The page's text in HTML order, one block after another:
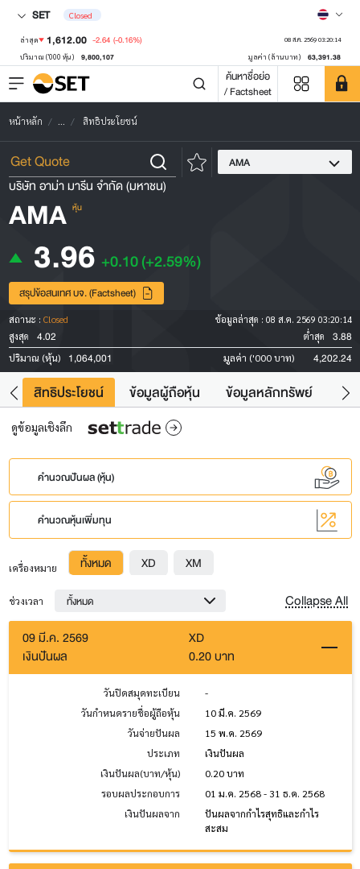
SET Closed
ล่าสุด 1,612.00 -2.64 (-0.16%) 08 ส.ค. 2569 03:20:14
ปริมาณ ('000 หุ้น) 9,800,107 มูลค่า (ล้านบาท) 63,391.38
ค้นหาชื่อย่อ
/ Factsheet
หน้าหลัก ... สิทธิประโยชน์
AMA
บริษัท อาม่า มารีน จำกัด (มหาชน)
AMA หุ้น
3.96 +0.10(+2.59%)
สรุปข้อสนเทศ บจ. (Factsheet)
สถานะ : Closed ข้อมูลล่าสุด : 08 ส.ค. 2569 03:20:14
สูงสุด
4.02 ต่ำสุด 3.88
ปริมาณ (หุ้น) 1,064,001 มูลค่า ('000 บาท) 4,202.24
สิทธิประโยชน์ ข้อมูลผู้ถือหุ้น ข้อมูลหลักทรัพย์
ดูข้อมูลเชิงลึก
คำนวณปันผล (หุ้น)
คำนวณหุ้นเพิ่มทุน
เครื่องหมาย ทั้งหมด XD XM
ช่วงเวลา ทั้งหมด Collapse All
09 มี.ค. 2569
XD
เงินปันผล
0.20 บาท
วันปิดสมุดทะเบียน
-
วันกำหนดรายชื่อผู้ถือหุ้น
10 มี.ค. 2569
วันจ่ายปันผล
15 พ.ค. 2569
ประเภท
เงินปันผล
เงินปันผล(บาท/หุ้น)
0.20 บาท
รอบผลประกอบการ
01 ม.ค. 2568 - 31 ธ.ค. 2568
เงินปันผลจาก
ปันผลจากกำไรสุทธิและกำไร
สะสม